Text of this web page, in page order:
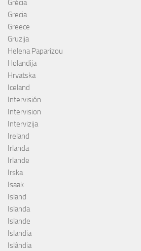
Grécia
Grecia
Greece
Gruzija
Helena Paparizou
Holandija
Hrvatska
Iceland
Intervisión
Intervision
Intervizija
Ireland
Irlanda
Irlande
Irska
Isaak
Island
Islanda
Islande
Islandia
Islândia